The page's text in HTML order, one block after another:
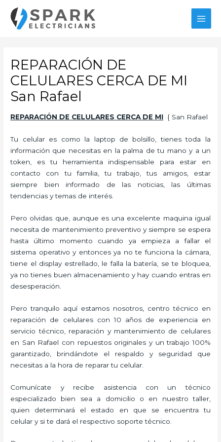
contenido
REPARACIÓN DE
CELULARES CERCA DE MI
San Rafael
REPARACIÓN DE CELULARES CERCA DE MI { San Rafael
Tu celular es como la laptop de bolsillo, tienes toda la
información que necesitas en la palma de tu mano y a un
token, es tu herramienta indispensable para estar en
contacto con tu familia, tu trabajo, tus amigos, estar
siempre bien informado de las noticias, las últimas
tendencias y temas de interés.
Pero olvidas que, aunque es una excelente maquina igual
necesita de mantenimiento preventivo y siempre se espera
hasta último momento cuando ya empieza a fallar el
sistema operativo y entonces ya no te funciona la cámara,
tiene el display estrellado, le falla la batería, se te bloquea,
ya no tienes buen almacenamiento y hay cuando entras en
desesperación.
Pero tranquilo aquí estamos nosotros, centro técnico en
reparación de celulares con 10 años de experiencia en
servicio técnico, reparación y mantenimiento de celulares
en San Rafael con repuestos originales y un trabajo 100%
garantizado, brindándote el respaldo y seguridad que
necesitas a la hora de reparar tu celular.
Comunícate y recibe asistencia con un técnico
especializado bien sea a domicilio o en nuestro taller,
quien determinará el estado en que se encuentra tu
celular y si te dará el respectivo soporte técnico.